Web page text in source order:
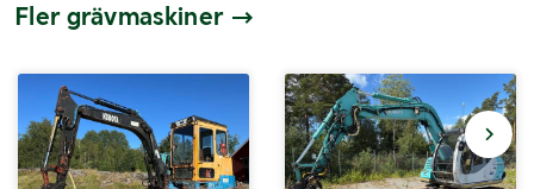
Fler grävmaskiner